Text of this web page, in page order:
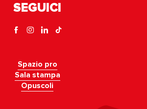
SEGUICI
Spazio pro
Sala stampa
Opuscoli